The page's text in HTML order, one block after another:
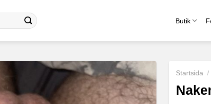
Butik
Startsida /